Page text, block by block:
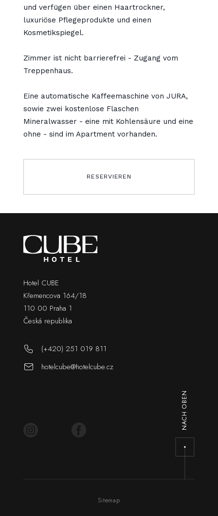
und verfügen über einen Haartrockner,
luxuriöse Pflegeprodukte und einen
Kosmetikspiegel.
Zimmer ist nicht barrierefrei - Zugang vom
Treppenhaus.
Eine automatische Kaffeemaschine von JURA,
sowie zwei kostenlose Flaschen
Mineralwasser - eine mit Kohlensäure und eine
ohne - sind im Apartment vorhanden.
RESERVIEREN
Hotel CUBE
Křemencova 164/18
110 00 Praha 1
Česká republika
(+420) 251 019 811
hotelcube@hotelcube.cz
NACH OBEN
Sitemap